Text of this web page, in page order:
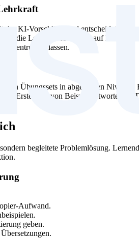
KI-Vorschläge und entscheidet,
die Lehrkraft fokussiert auf
Zentrum belassen.
von Übungssets in abgestuften
Erstellung von Beispielantworten
begleitete Problemlösung.
Aufwand.
geben.